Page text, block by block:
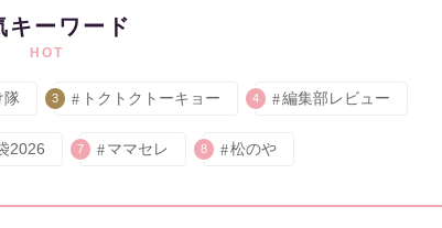
キーワード
HOT
隊 3 トクトクトーキョー 4 編集部レビュー
2026 7 ママセレ 8 松のや